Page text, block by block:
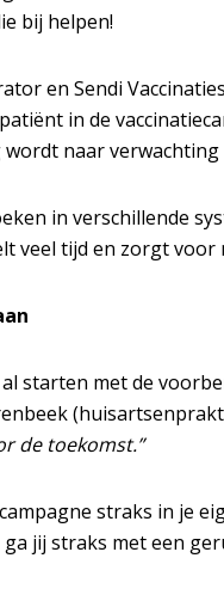
bij helpen!
en Sendi
in de
naar
in verschillende
veel tijd en zorgt
starten met de
de toekomst.”
straks in je
jij straks met een